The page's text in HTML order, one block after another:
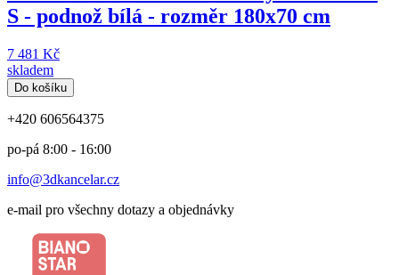
S - podnož bílá - rozměr 180x70 cm
7 481 Kč
skladem
Do košíku
+420 606564375
po-pá 8:00 - 16:00
info@3dkancelar.cz
e-mail pro všechny dotazy a objednávky